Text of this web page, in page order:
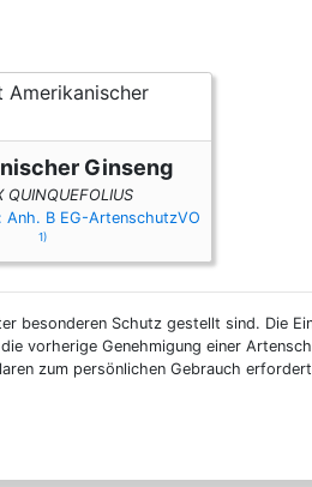
Ginseng
QUINQUEFOLIUS
B EG-ArtenschutzVO
1)
besonderen Schutz gestellt sind. Die
vorherige Genehmigung einer
zum persönlichen Gebrauch